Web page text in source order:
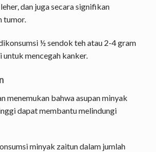
dan juga secara signifikan
tumor.
½ sendok teh atau 2-4 gram
untuk mencegah kanker.
menemukan bahwa asupan minyak
dapat membantu melindungi
minyak zaitun dalam jumlah